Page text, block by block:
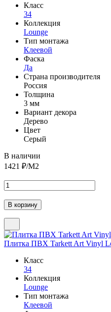
Класс
34
Коллекция
Lounge
Тип монтажа
Клеевой
Фаска
Да
Страна производителя
Россия
Толщина
3 мм
Вариант декора
Дерево
Цвет
Серый
В наличии
1421 ₽/М2
Плитка ПВХ Tarkett Art Vinyl
Класс
34
Коллекция
Lounge
Тип монтажа
Клеевой